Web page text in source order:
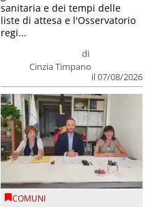
di
Cinzia Timpano
il 07/08/2026
sanitaria e dei tempi delle
liste di attesa e l'Osservatorio
regi...
COMUNI